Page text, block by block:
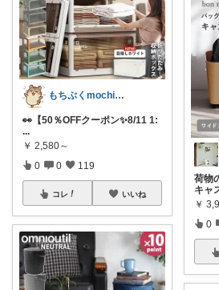
もちぷくmochipuku☘️5日感謝
👀【50％OFFクーポン✨️8/11 1:
...
￥ 2,580～
0 0 119
コレ いいね
荷物
キャ
￥
0